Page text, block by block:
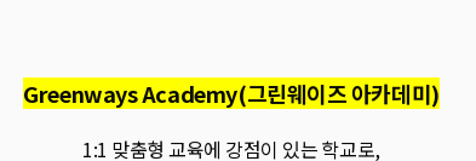
Greenways Academy(그린웨이즈 아카데미)
1:1 맞춤형 교육에 강점이 있는 학교로,